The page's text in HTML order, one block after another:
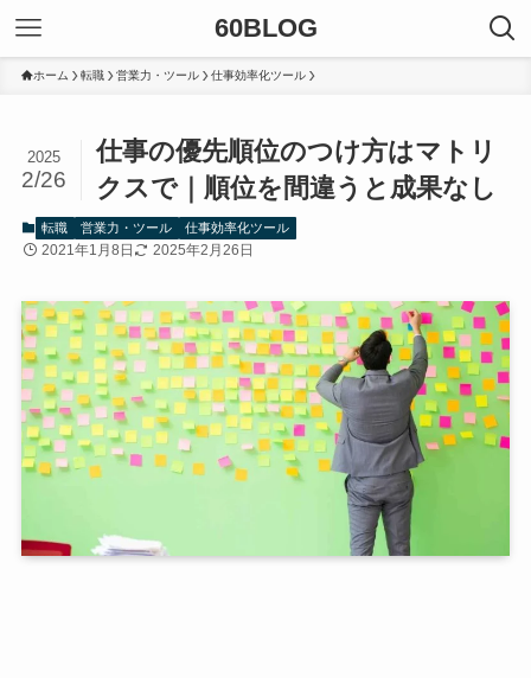
60BLOG
ホーム 転職 営業力・ツール 仕事効率化ツール
仕事の優先順位のつけ方はマトリ
クスで｜順位を間違うと成果なし
2025
2/26
転職 営業力・ツール 仕事効率化ツール
2021年1月8日 2025年2月26日